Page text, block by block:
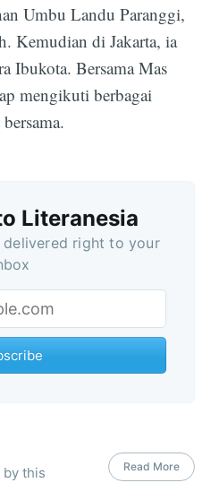
Umbu Landu Paranggi,
Kemudian di Jakarta, ia
Ibukota. Bersama Mas
mengikuti berbagai
Literanesia
right to your
by this
Read More
Subscribe